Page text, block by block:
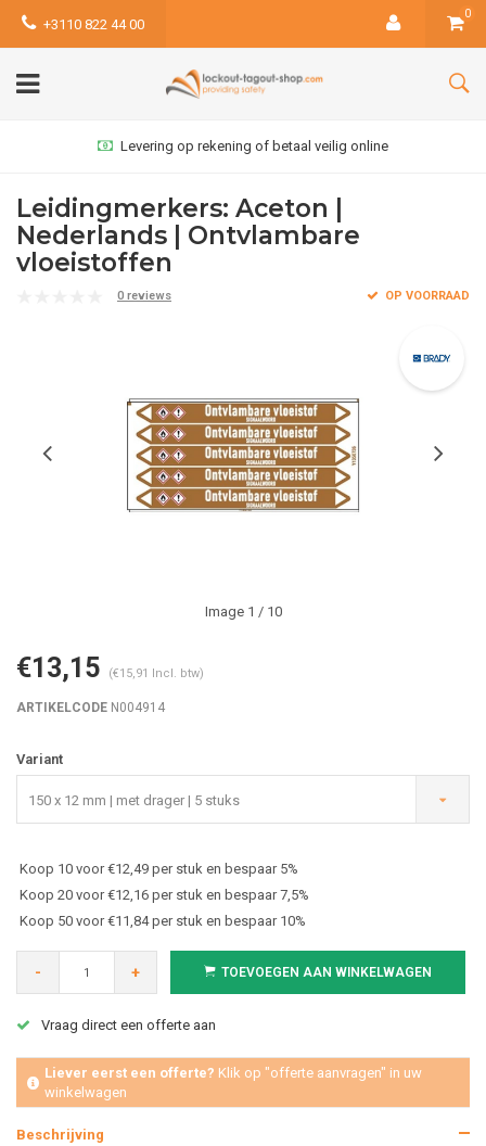
+3110 822 44 00
0
Levering op rekening of betaal veilig online
Leidingmerkers: Aceton |
Nederlands | Ontvlambare
vloeistoffen
0 reviews OP VOORRAAD
Image 1 / 10
€13,15 (€15,91 Incl. btw)
ARTIKELCODE N004914
Variant
150 x 12 mm | met drager | 5 stuks
Koop 10 voor €12,49 per stuk en bespaar 5%
Koop 20 voor €12,16 per stuk en bespaar 7,5%
Koop 50 voor €11,84 per stuk en bespaar 10%
- + TOEVOEGEN AAN WINKELWAGEN
Vraag direct een offerte aan
Liever eerst een offerte? Klik op "offerte aanvragen" in uw
winkelwagen
Beschrijving